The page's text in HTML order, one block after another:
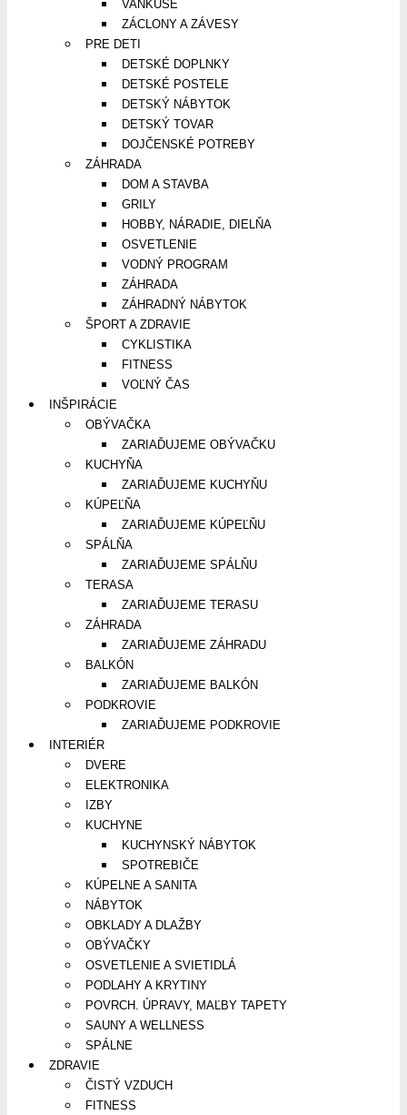
VANKÚŠE
ZÁCLONY A ZÁVESY
PRE DETI
DETSKÉ DOPLNKY
DETSKÉ POSTELE
DETSKÝ NÁBYTOK
DETSKÝ TOVAR
DOJČENSKÉ POTREBY
ZÁHRADA
DOM A STAVBA
GRILY
HOBBY, NÁRADIE, DIELŇA
OSVETLENIE
VODNÝ PROGRAM
ZÁHRADA
ZÁHRADNÝ NÁBYTOK
ŠPORT A ZDRAVIE
CYKLISTIKA
FITNESS
VOĽNÝ ČAS
INŠPIRÁCIE
OBÝVAČKA
ZARIAĎUJEME OBÝVAČKU
KUCHYŇA
ZARIAĎUJEME KUCHYŇU
KÚPEĽŇA
ZARIAĎUJEME KÚPEĽŇU
SPÁLŇA
ZARIAĎUJEME SPÁLŇU
TERASA
ZARIAĎUJEME TERASU
ZÁHRADA
ZARIAĎUJEME ZÁHRADU
BALKÓN
ZARIAĎUJEME BALKÓN
PODKROVIE
ZARIAĎUJEME PODKROVIE
INTERIÉR
DVERE
ELEKTRONIKA
IZBY
KUCHYNE
KUCHYNSKÝ NÁBYTOK
SPOTREBIČE
KÚPELNE A SANITA
NÁBYTOK
OBKLADY A DLAŽBY
OBÝVAČKY
OSVETLENIE A SVIETIDLÁ
PODLAHY A KRYTINY
POVRCH. ÚPRAVY, MAĽBY TAPETY
SAUNY A WELLNESS
SPÁLNE
ZDRAVIE
ČISTÝ VZDUCH
FITNESS